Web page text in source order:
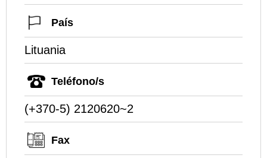
País
Lituania
Teléfono/s
(+370-5) 2120620~2
Fax